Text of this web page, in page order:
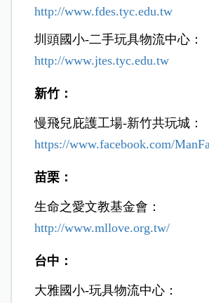
http://www.fdes.tyc.edu.tw
圳頭國小-二手玩具物流中心：
http://www.jtes.tyc.edu.tw
新竹：
慢飛兒庇護工場-新竹共玩城：
https://www.facebook.com/
苗栗：
生命之愛文教基金會：
http://www.mllove.org.tw/
台中：
大雅國小-玩具物流中心：